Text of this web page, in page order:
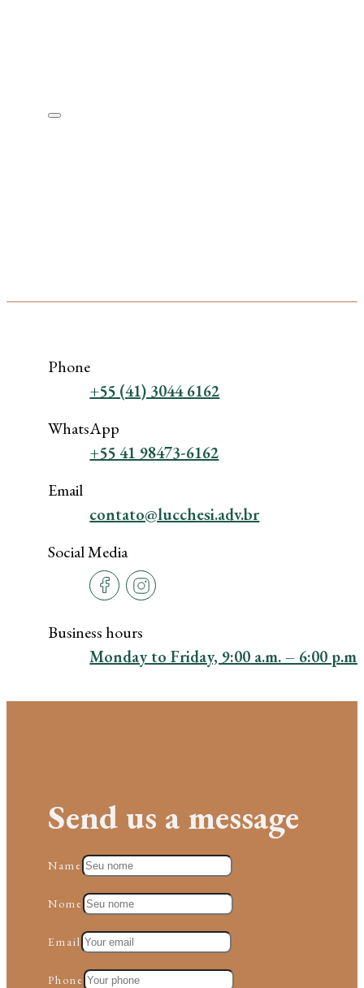
Phone
+55 (41) 3044 6162
WhatsApp
+55 41 98473-6162
Email
contato@lucchesi.adv.br
Social Media
Business hours
Monday to Friday, 9:00 a.m. – 6:00
Send us a message
Name
Nome
Email
Phone